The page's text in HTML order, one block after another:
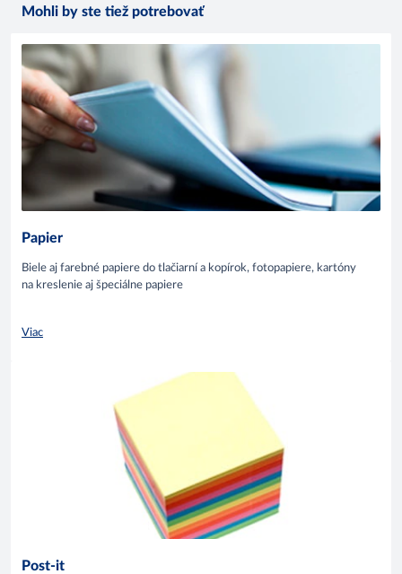
Mohli by ste tiež potrebovať
Papier
Biele aj farebné papiere do tlačiarní a kopírok, fotopapiere, kartóny
na kreslenie aj špeciálne papiere
Viac
Post-it